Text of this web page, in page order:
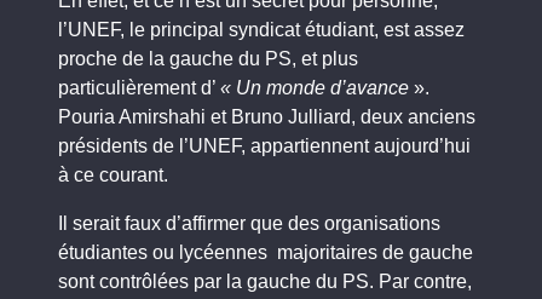
l’UNEF, le principal syndicat étudiant, est assez
proche de la gauche du PS, et plus
particulièrement d’ « Un monde d’avance ».
Pouria Amirshahi et Bruno Julliard, deux anciens
présidents de l’UNEF, appartiennent aujourd’hui
à ce courant.
Il serait faux d’affirmer que des organisations
étudiantes ou lycéennes majoritaires de gauche
sont contrôlées par la gauche du PS. Par contre,